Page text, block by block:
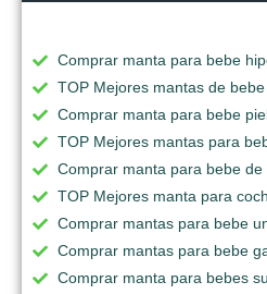
Comprar manta para bebe
TOP Mejores mantas de
Comprar manta para bebe
TOP Mejores mantas para
Comprar manta para bebe de
TOP Mejores manta para
Comprar mantas para bebe
Comprar mantas para bebe
Comprar manta para bebes